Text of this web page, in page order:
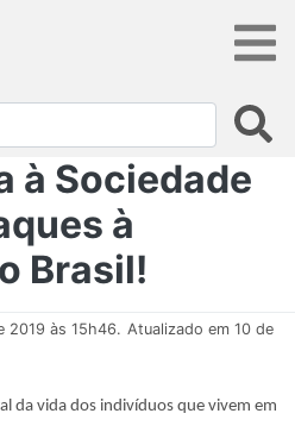
à Sociedade
à
Brasil!
2019 às 15h46. Atualizado em 10 de
da vida dos indivíduos que vivem em